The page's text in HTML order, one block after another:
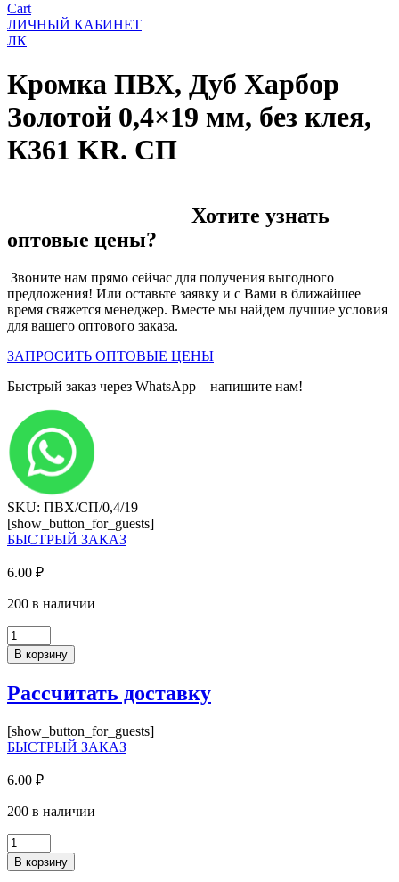
Cart
ЛИЧНЫЙ КАБИНЕТ
ЛК
Кромка ПВХ, Дуб Харбор
Золотой 0,4×19 мм, без клея,
К361 KR. СП
Хотите узнать
оптовые цены?
Звоните нам прямо сейчас для получения выгодного
предложения! Или оставьте заявку и с Вами в ближайшее
время свяжется менеджер. Вместе мы найдем лучшие условия
для вашего оптового заказа.
ЗАПРОСИТЬ ОПТОВЫЕ ЦЕНЫ
Быстрый заказ через WhatsApp – напишите нам!
SKU: ПВХ/СП/0,4/19
[show_button_for_guests]
БЫСТРЫЙ ЗАКАЗ
6.00 ₽
200 в наличии
Количество
товара
Кромка
Дуб
Золотой
0,4x19
без
К361
СП
В корзину
Рассчитать доставку
[show_button_for_guests]
БЫСТРЫЙ ЗАКАЗ
6.00 ₽
200 в наличии
Количество
товара
Кромка
В корзину